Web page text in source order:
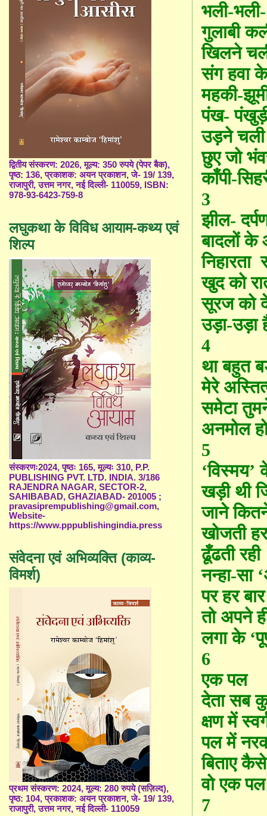
भली-
गुलाबी
खिलने
संग हवा
महकी-
पंख-
उड़ने चली
छुए जो
काँपी-
3
झील-
बादलों
निहारता
खुद को
सूरज को
उड़ा-
4
था बहुत
मेरे
समेटा
अनमोल
5
खड़ी थी
जाने कितने
खोजती
ढूँढती रही
नन्हा-सा
पर हर
तो अपने
लगा के
6
एक पल
देता सब
क्षण में
पल में
बिताए
वो एक पल
7
द्वितीय संस्करण: 2026, मूल्य: 350 रुपये (पेपर बैक),
पृष्ठ: 136, प्रकाशक: अयन प्रकाशन, जे- 19/ 139,
राजापुरी, उत्तम नगर, नई दिल्ली- 110059, ISBN:
978-93-6423-759-8
लघुकथा के विविध आयाम-कथ्य एवं
शिल्प
संस्करणः2024, पृष्ठः 165, मूल्यः 310, P.P.
PUBLISHING PVT. LTD. INDIA. 3/186
RAJENDRA NAGAR, SECTOR-2,
SAHIBABAD, GHAZIABAD- 201005 ;
pravasiprempublishing@gmail.com,
Website-
https://www.pppublishingindia.press
संवेदना एवं अभिव्यक्ति (काव्य-
विमर्श)
प्रथम संस्करण: 2024, मूल्य: 280 रुपये (सज़िल्द),
पृष्ठ: 104, प्रकाशक: अयन प्रकाशन, जे- 19/ 139,
राजापुरी, उत्तम नगर, नई दिल्ली- 110059